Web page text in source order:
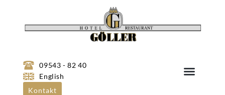
09543 - 82 40
English
Kontakt